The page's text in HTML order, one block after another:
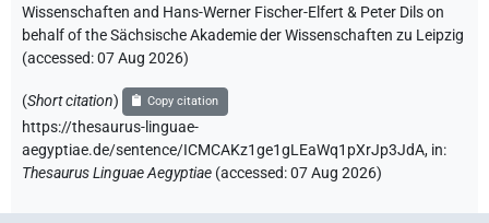
Wissenschaften and Hans-Werner Fischer-Elfert & Peter Dils on
behalf of the Sächsische Akademie der Wissenschaften zu Leipzig
(accessed:07 Aug 2026)
(Short citation) Copy citation
https://thesaurus-linguae-
aegyptiae.de/sentence/ICMCAKz1ge1gLEaWq1pXrJp3JdA, in:
Thesaurus Linguae Aegyptiae (accessed:07 Aug 2026)